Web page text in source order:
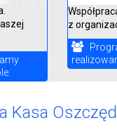
z
Kasa